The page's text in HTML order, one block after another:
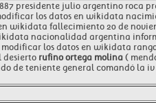
presidente julio argentino roca
los datos en wikidata
wikidata fallecimiento 20 de
nacionalidad argentina
los datos en wikidata
desierto rufino ortega molina (
de teniente general comandó la